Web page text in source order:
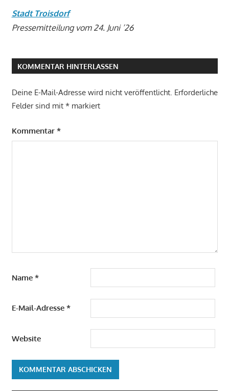
Stadt Troisdorf
Pressemitteilung vom 24. Juni ’26
KOMMENTAR HINTERLASSEN
Deine E-Mail-Adresse wird nicht veröffentlicht. Erforderliche
Felder sind mit *markiert
Kommentar *
Name *
E-Mail-Adresse *
Website